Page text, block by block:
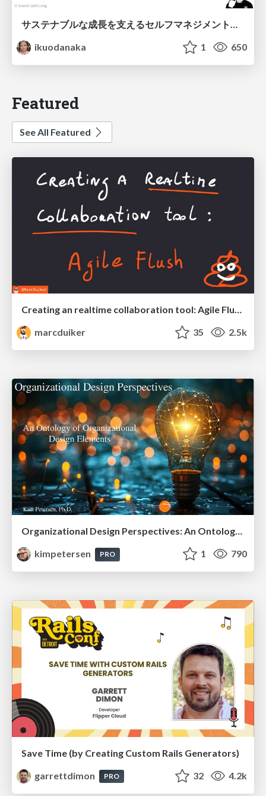
ikuodanaka
1 650
Featured
See All Featured
Creating an realtime collaboration tool: Agile Flush - .NET Oxford
marcduiker
35 2.5k
Organizational Design Perspectives: An Ontology of Organizational Design Elements
kimpetersen
PRO 1 790
Save Time (by Creating Custom Rails Generators)
garrettdimon
PRO 32 4.2k